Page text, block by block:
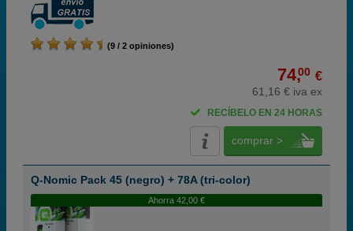
(9 / 2 opiniones)
74,00 €
61,16 € iva ex
RECÍBELO EN 24 HORAS
comprar >
Q-Nomic Pack 45 (negro) + 78A (tri-color)
Ahorra 42,00 €